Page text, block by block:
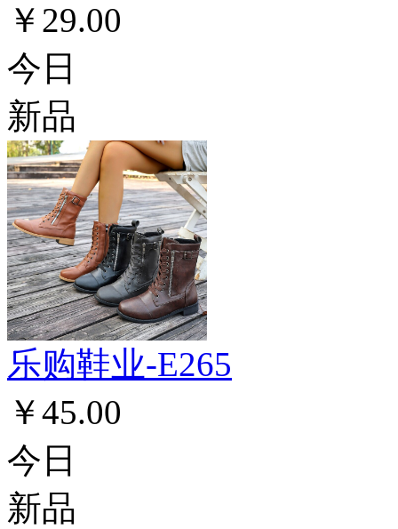
￥29.00
今日
新品
乐购鞋业-E265
￥45.00
今日
新品